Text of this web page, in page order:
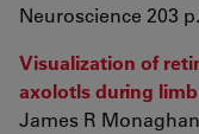
Neuroscience 203
Visualization of
axolotls during
James R